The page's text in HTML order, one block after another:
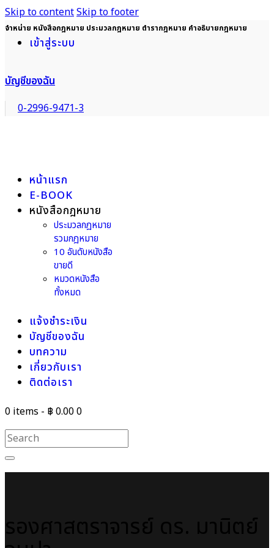
Skip to contentSkip to footer
จำหน่าย หนังสือกฎหมาย ประมวลกฎหมาย ตำรากฎหมาย คำอธิบายกฎหมาย
เข้าสู่ระบบ
บัญชีของฉัน
0-2996-9471-3
หน้าแรก
E-BOOK
หนังสือกฎหมาย
ประมวลกฎหมาย
รวมกฎหมาย
10 อันดับหนังสือ
ขายดี
หมวดหนังสือ
ทั้งหมด
แจ้งชำระเงิน
บัญชีของฉัน
บทความ
เกี่ยวกับเรา
ติดต่อเรา
0 items - ฿ 0.000